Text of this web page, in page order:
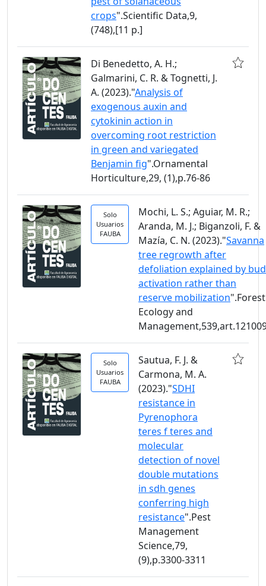
crops".Scientific Data,9,
(748),[11 p.]
Di Benedetto, A. H.;
Galmarini, C. R. & Tognetti, J.
A. (2023)."Analysis of
exogenous auxin and
cytokinin action in
overcoming root restriction
in green and variegated
Benjamin fig".Ornamental
Horticulture,29, (1),p.76-86
Solo
Usuarios
FAUBA
Mochi, L. S.; Aguiar, M. R.;
Aranda, M. J.; Biganzoli, F. &
Mazía, C. N. (2023)."Savanna
tree regrowth after
defoliation explained by bud
activation rather than
reserve mobilization".Forest
Ecology and
Solo
Usuarios
FAUBA
Sautua, F. J. &
Carmona, M. A.
(2023)."SDHI
resistance in
Pyrenophora
teres f teres and
molecular
detection of novel
double mutations
in sdh genes
conferring high
resistance".Pest
Management
Science,79,
(9),p.3300-3311